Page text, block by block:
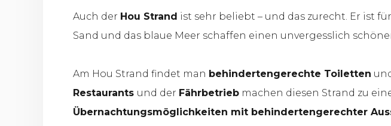
Auch der Hou Strand ist sehr beliebt – und das zurecht. Er ist
Sand und das blaue Meer schaffen einen unvergesslich
Am Hou Strand findet man behindertengerechte Toiletten
Restaurants und der Fährbetrieb machen diesen Strand zu
Übernachtungsmöglichkeiten mit behindertengerechter